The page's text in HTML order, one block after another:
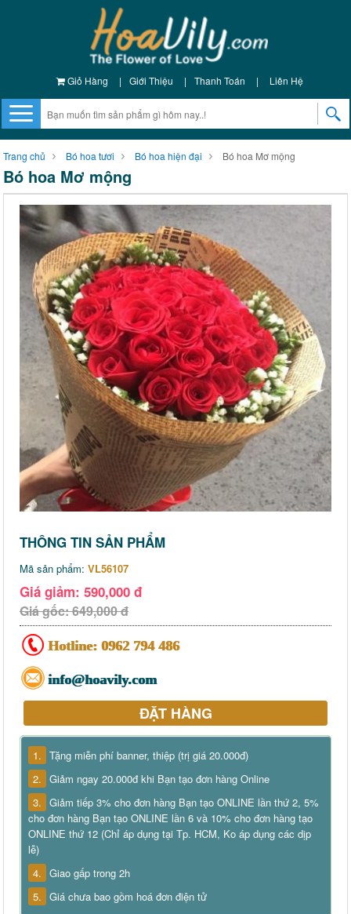
Giỏ Hàng | Giới Thiệu | Thanh Toán | Liên Hệ
Trang chủ Bó hoa tươi Bó hoa hiện đại Bó hoa Mơ mộng
Bó hoa Mơ mộng
THÔNG TIN SẢN PHẨM
Mã sản phẩm: VL56107
Giá giảm: 590,000 đ
Giá gốc: 649,000 đ
Hotline: 0962 794 486
info@hoavily.com
ĐẶT HÀNG
1. Tặng miễn phí banner, thiệp (trị giá 20.000đ)
2. Giảm ngay 20.000đ khi Bạn tạo đơn hàng Online
3. Giảm tiếp 3% cho đơn hàng Bạn tạo ONLINE lần thứ 2, 5%
cho đơn hàng Bạn tạo ONLINE lần 6 và 10% cho đơn hàng tạo
ONLINE thứ 12 (Chỉ áp dụng tại Tp. HCM, Ko áp dụng các dịp
lễ)
4. Giao gấp trong 2h
5. Giá chưa bao gồm hoá đơn điện tử